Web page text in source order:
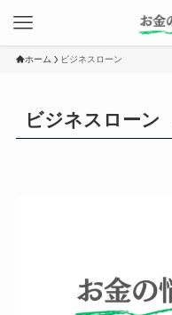
ホーム ビジネスローン
ビジネスローン